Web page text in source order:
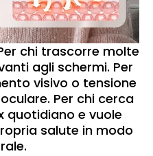
chi trascorre molte
agli schermi. Per
visivo o tensione
Per chi cerca
quotidiano e vuole
salute in modo